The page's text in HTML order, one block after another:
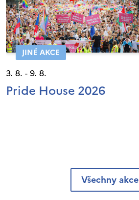
JINÉ AKCE
3. 8. - 9. 8.
Pride House 2026
Všechny akce